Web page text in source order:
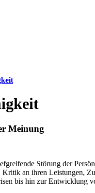
Meinung
Störung der
an ihren Leistungen,
bis hin zur Entwicklung